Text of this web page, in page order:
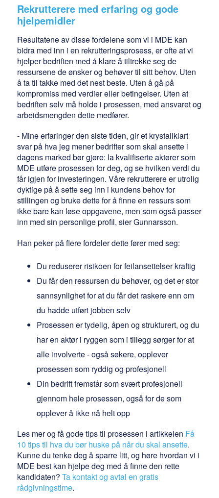
Rekrutterere med erfaring og gode
hjelpemidler
Resultatene av disse fordelene som vi i MDE kan
bidra med inn i en rekrutteringsprosess, er ofte at vi
hjelper bedriften med å klare å tiltrekke seg de
ressursene de ønsker og behøver til sitt behov. Uten
å ta til takke med det nest beste. Uten å gå på
kompromiss med verdier eller betingelser. Uten at
bedriften selv må holde i prosessen, med ansvaret og
arbeidsmengden dette medfører.
- Mine erfaringer den siste tiden, gir et krystallklart
svar på hva jeg mener bedrifter som skal ansette i
dagens marked bør gjøre: la kvalifiserte aktører som
MDE utføre prosessen for deg, og se hvilken verdi du
får igjen for investeringen. Våre rekrutterere er utrolig
dyktige på å sette seg inn i kundens behov for
stillingen og bruke dette for å finne en ressurs som
ikke bare kan løse oppgavene, men som også passer
inn med sin personlige profil, sier Gunnarsson.
Han peker på flere fordeler dette fører med seg:
Du reduserer risikoen for feilansettelser kraftig
Du får den ressursen du behøver, og det er stor
sannsynlighet for at du får det raskere enn om
du hadde utført jobben selv
Prosessen er tydelig, åpen og strukturert, og du
har en aktør i ryggen som i tillegg sørger for at
alle involverte - også søkere, opplever
prosessen som ryddig og profesjonell
Din bedrift fremstår som svært profesjonell
gjennom hele prosessen, også for de som
opplever å ikke nå helt opp
Les mer og få gode tips til prosessen i artikkelen Få
10 tips til hva du bør huske på når du skal ansette.
Kunne du tenke deg å sparre litt, og høre hvordan vi i
MDE best kan hjelpe deg med å finne den rette
kandidaten? Ta kontakt og avtal en gratis
rådgivningstime.